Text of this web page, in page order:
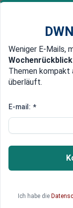
Newsticker
Edelmetalle
Irland verliert
EZB will
obersten
machen
Die EZB hat
anzuvertrauen.
Weniger E-Mails,
Wochenrückblick
Themen
überläuft.
E-mail: *
Ich habe die